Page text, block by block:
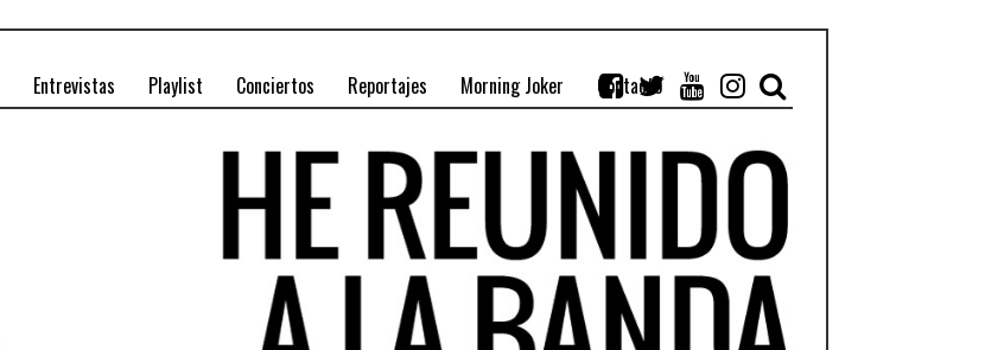
Entrevistas Playlist Conciertos Reportajes Morning Joker Contacto